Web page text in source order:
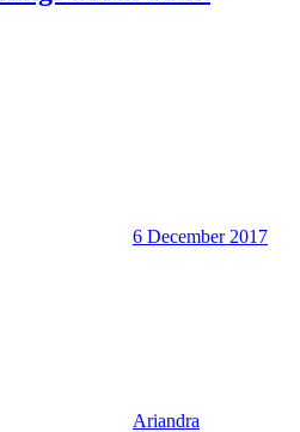
6 December 2017
Ariandra